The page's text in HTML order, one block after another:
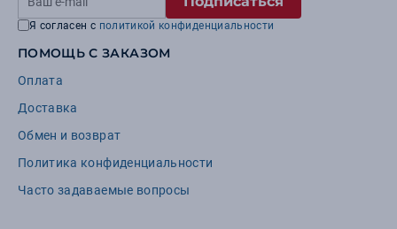
Я согласен с политикой конфиденциальности
ПОМОЩЬ С ЗАКАЗОМ
Оплата
Доставка
Обмен и возврат
Политика конфиденциальности
Часто задаваемые вопросы